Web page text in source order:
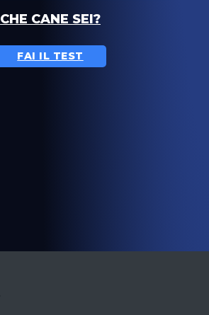
CHE CANE SEI?
FAI IL TEST